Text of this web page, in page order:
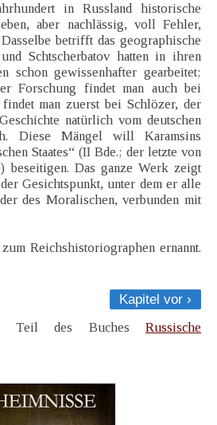
in Russland historische
aber nachlässig, voll Fehler,
betrifft das geographische
Schtscherbatov hatten in ihren
schon gewissenhafter gearbeitet;
Forschung findet man auch bei
man zuerst bei Schlözer, der
natürlich vom deutschen
Diese Mängel will Karamsins
Staates“ (II Bde.; der letzte von
Das ganze Werk zeigt
Gesichtspunkt, unter dem er alle
des Moralischen, verbunden mit
Reichshistoriographen ernannt.
Kapitel vor ›
Teil des Buches Russische